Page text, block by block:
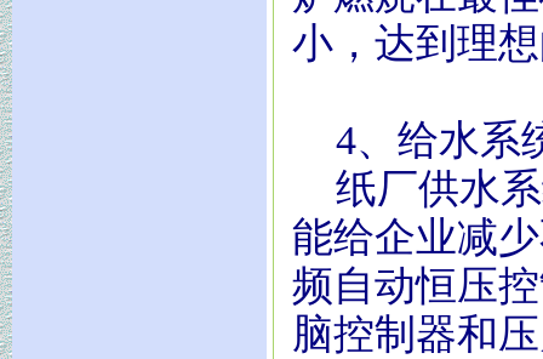
小，达到理
4、给水系
纸厂供水系
能给企业减
频自动恒压
脑控制器和